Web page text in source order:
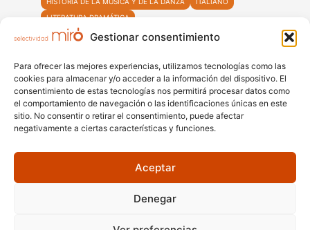
Gestionar consentimiento
Para ofrecer las mejores experiencias, utilizamos tecnologías como las
cookies para almacenar y/o acceder a la información del dispositivo. El
consentimiento de estas tecnologías nos permitirá procesar datos como
el comportamiento de navegación o las identificaciones únicas en este
sitio. No consentir o retirar el consentimiento, puede afectar
negativamente a ciertas características y funciones.
Aceptar
Denegar
LITERATURA DRAMÁTICA
MOVIMIENTOS CULTURALES Y ARTÍSTICOS
MATEMÁTICASCCSS
MATEMÁTICAS MATEMÀTIQUES
+34 931 60 01 57